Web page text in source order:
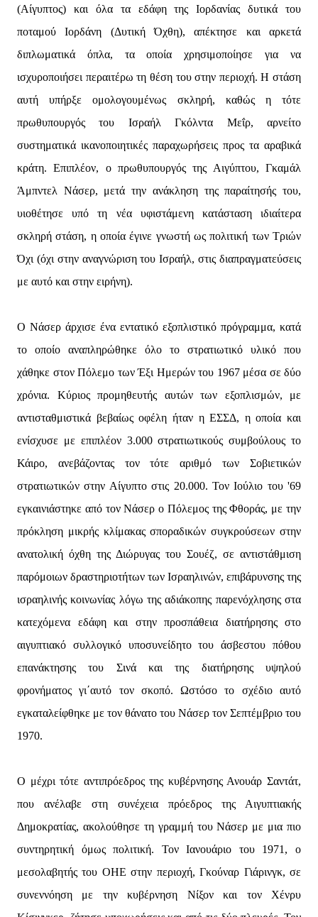
(Αίγυπτος) και όλα τα εδάφη της Ιορδανίας δυτικά του
ποταμού Ιορδάνη (Δυτική Όχθη), απέκτησε και αρκετά
διπλωματικά όπλα, τα οποία χρησιμοποίησε για να
ισχυροποιήσει περαιτέρω τη θέση του στην περιοχή. Η στάση
αυτή υπήρξε ομολογουμένως σκληρή, καθώς η τότε
πρωθυπουργός του Ισραήλ Γκόλντα Μεΐρ, αρνείτο
συστηματικά ικανοποιητικές παραχωρήσεις προς τα αραβικά
κράτη. Επιπλέον, ο πρωθυπουργός της Αιγύπτου, Γκαμάλ
Άμπντελ Νάσερ, μετά την ανάκληση της παραίτησής του,
υιοθέτησε υπό τη νέα υφιστάμενη κατάσταση ιδιαίτερα
σκληρή στάση, η οποία έγινε γνωστή ως πολιτική των Τριών
Όχι (όχι στην αναγνώριση του Ισραήλ, στις διαπραγματεύσεις
με αυτό και στην ειρήνη).
Ο Νάσερ άρχισε ένα εντατικό εξοπλιστικό πρόγραμμα, κατά
το οποίο αναπληρώθηκε όλο το στρατιωτικό υλικό που
χάθηκε στον Πόλεμο των Έξι Ημερών του 1967 μέσα σε δύο
χρόνια. Κύριος προμηθευτής αυτών των εξοπλισμών, με
αντισταθμιστικά βεβαίως οφέλη ήταν η ΕΣΣΔ, η οποία και
ενίσχυσε με επιπλέον 3.000 στρατιωτικούς συμβούλους το
Κάιρο, ανεβάζοντας τον τότε αριθμό των Σοβιετικών
στρατιωτικών στην Αίγυπτο στις 20.000. Τον Ιούλιο του '69
εγκαινιάστηκε από τον Νάσερ ο Πόλεμος της Φθοράς, με την
πρόκληση μικρής κλίμακας σποραδικών συγκρούσεων στην
ανατολική όχθη της Διώρυγας του Σουέζ, σε αντιστάθμιση
παρόμοιων δραστηριοτήτων των Ισραηλινών, επιβάρυνσης της
ισραηλινής κοινωνίας λόγω της αδιάκοπης παρενόχλησης στα
κατεχόμενα εδάφη και στην προσπάθεια διατήρησης στο
αιγυπτιακό συλλογικό υποσυνείδητο του άσβεστου πόθου
επανάκτησης του Σινά και της διατήρησης υψηλού
φρονήματος γι΄αυτό τον σκοπό. Ωστόσο το σχέδιο αυτό
εγκαταλείφθηκε με τον θάνατο του Νάσερ τον Σεπτέμβριο του
1970.
Ο μέχρι τότε αντιπρόεδρος της κυβέρνησης Ανουάρ Σαντάτ,
που ανέλαβε στη συνέχεια πρόεδρος της Αιγυπτιακής
Δημοκρατίας, ακολούθησε τη γραμμή του Νάσερ με μια πιο
συντηρητική όμως πολιτική. Τον Ιανουάριο του 1971, ο
μεσολαβητής του ΟΗΕ στην περιοχή, Γκούναρ Γιάρινγκ, σε
συνεννόηση με την κυβέρνηση Νίξον και τον Χένρυ